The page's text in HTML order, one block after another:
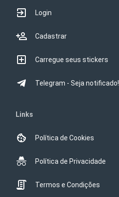
Login
Cadastrar
Carregue seus stickers
Telegram - Seja notificado!
Links
Política de Cookies
Política de Privacidade
Termos e Condições